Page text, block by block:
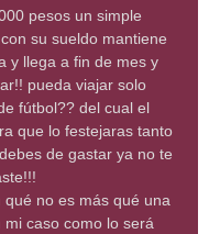
pesos un simple
su sueldo mantiene
y llega a fin de mes y
pueda viajar solo
fútbol?? del cual el
que lo festejaras tanto
de gastar ya no te
no es más qué una
caso como lo será